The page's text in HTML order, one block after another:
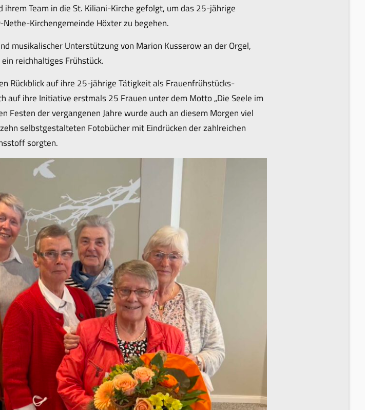
Team in die St. Kiliani-Kirche gefolgt, um das 25-jährige
Kirchengemeinde Höxter zu begehen.
musikalischer Unterstützung von Marion Kusserow an der Orgel,
reichhaltiges Frühstück.
Rückblick auf ihre 25-jährige Tätigkeit als Frauenfrühstücks-
auf ihre Initiative erstmals 25 Frauen unter dem Motto „Die Seele im
Festen der vergangenen Jahre wurde auch an diesem Morgen viel
selbstgestalteten Fotobücher mit Eindrücken der zahlreichen
sorgten.